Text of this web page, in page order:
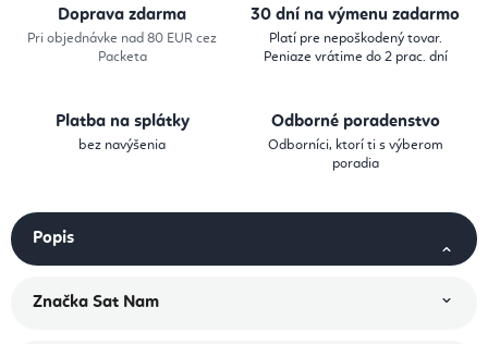
Doprava zdarma
Pri objednávke nad 80 EUR cez
Packeta
30 dní na výmenu zadarmo
Platí pre nepoškodený tovar.
Peniaze vrátime do 2 prac. dní
Platba na splátky
bez navýšenia
Odborné poradenstvo
Odborníci, ktorí ti s výberom
poradia
Popis
Značka Sat Nam